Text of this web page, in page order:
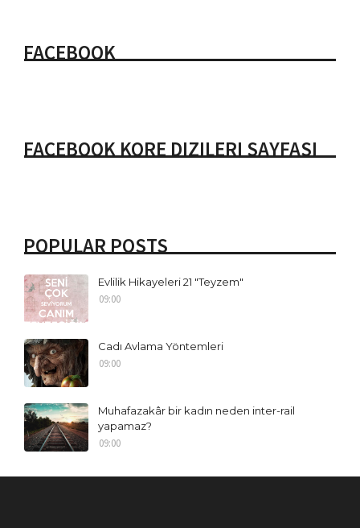
FACEBOOK
FACEBOOK KORE DIZILERI SAYFASI
POPULAR POSTS
Evlilik Hikayeleri 21 "Teyzem"
09:00
Cadı Avlama Yöntemleri
09:00
Muhafazakâr bir kadın neden inter-rail
yapamaz?
09:00